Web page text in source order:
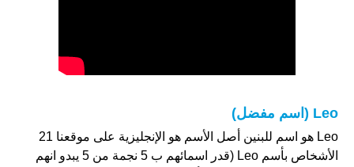
Leo (اسم مفضل)
Leo هو اسم للبنين أصل الأسم هو الإنجليزية على موقعنا 21
الأشخاص بأسم Leo (قدر اسمائهم ب 5 نجمة من 5 يبدو انهم